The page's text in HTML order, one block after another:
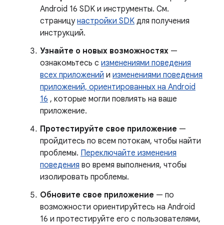
Android 16 SDK и инструменты. См.
страницунастройки SDK для получения
инструкций.
Узнайте о новых возможностях —
ознакомьтесь с изменениями поведения
всех приложений и изменениями поведения
приложений, ориентированных на Android
16 , которые могли повлиять на ваше
приложение.
Протестируйте свое приложение —
пройдитесь по всем потокам, чтобы найти
проблемы. Переключайте изменения
поведения во время выполнения, чтобы
изолировать проблемы.
Обновите свое приложение — по
возможности ориентируйтесь на Android
16 и протестируйте его с пользователями,